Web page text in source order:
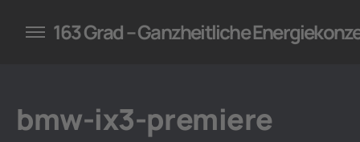
für Unternehmen
163 Grad – Ganzheitliche
bmw-ix3-premiere